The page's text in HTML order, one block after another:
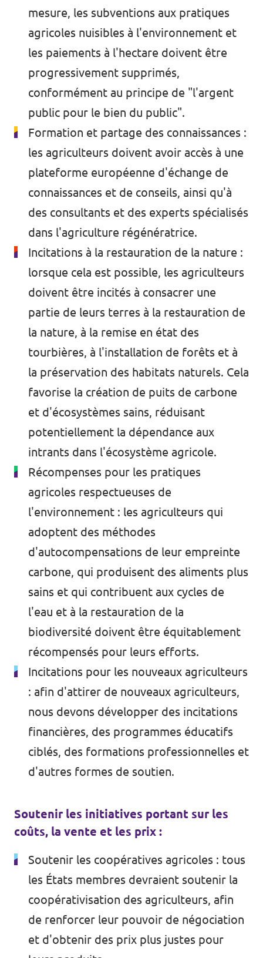
mesure, les subventions aux pratiques
agricoles nuisibles à l'environnement et
les paiements à l'hectare doivent être
progressivement supprimés,
conformément au principe de "l'argent
public pour le bien du public".
Formation et partage des connaissances :
les agriculteurs doivent avoir accès à une
plateforme européenne d'échange de
connaissances et de conseils, ainsi qu'à
des consultants et des experts spécialisés
dans l'agriculture régénératrice.
Incitations à la restauration de la nature :
lorsque cela est possible, les agriculteurs
doivent être incités à consacrer une
partie de leurs terres à la restauration de
la nature, à la remise en état des
tourbières, à l'installation de forêts et à
la préservation des habitats naturels. Cela
favorise la création de puits de carbone
et d'écosystèmes sains, réduisant
potentiellement la dépendance aux
intrants dans l'écosystème agricole.
Récompenses pour les pratiques
agricoles respectueuses de
l'environnement : les agriculteurs qui
adoptent des méthodes
d'autocompensations de leur empreinte
carbone, qui produisent des aliments plus
sains et qui contribuent aux cycles de
l'eau et à la restauration de la
biodiversité doivent être équitablement
récompensés pour leurs efforts.
Incitations pour les nouveaux agriculteurs
: afin d'attirer de nouveaux agriculteurs,
nous devons développer des incitations
financières, des programmes éducatifs
ciblés, des formations professionnelles et
d'autres formes de soutien.
Soutenir les initiatives portant sur les
coûts, la vente et les prix :
Soutenir les coopératives agricoles : tous
les États membres devraient soutenir la
coopérativisation des agriculteurs, afin
de renforcer leur pouvoir de négociation
et d'obtenir des prix plus justes pour